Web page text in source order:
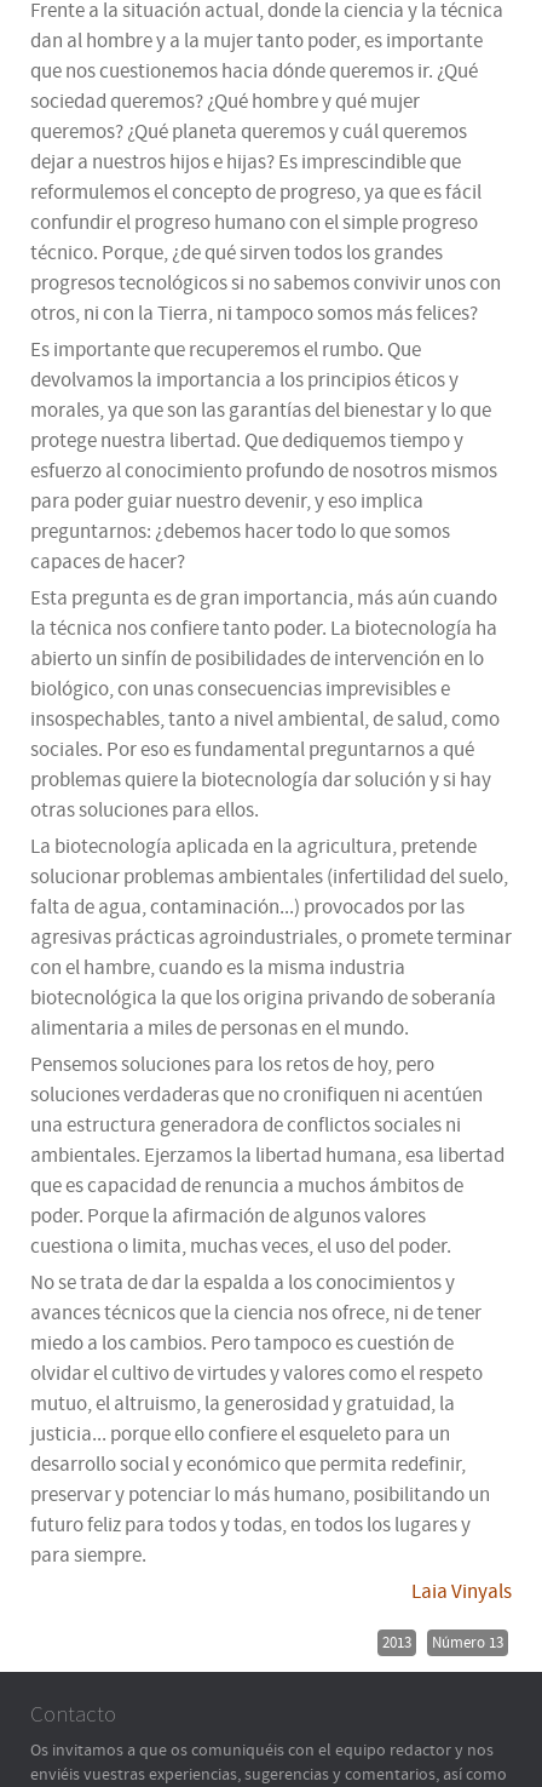
Frente a la situación actual, donde la ciencia y la técnica
dan al hombre y a la mujer tanto poder, es importante
que nos cuestionemos hacia dónde queremos ir. ¿Qué
sociedad queremos? ¿Qué hombre y qué mujer
queremos? ¿Qué planeta queremos y cuál queremos
dejar a nuestros hijos e hijas? Es imprescindible que
reformulemos el concepto de progreso, ya que es fácil
confundir el progreso humano con el simple progreso
técnico. Porque, ¿de qué sirven todos los grandes
progresos tecnológicos si no sabemos convivir unos con
otros, ni con la Tierra, ni tampoco somos más felices?
Es importante que recuperemos el rumbo. Que
devolvamos la importancia a los principios éticos y
morales, ya que son las garantías del bienestar y lo que
protege nuestra libertad. Que dediquemos tiempo y
esfuerzo al conocimiento profundo de nosotros mismos
para poder guiar nuestro devenir, y eso implica
preguntarnos: ¿debemos hacer todo lo que somos
capaces de hacer?
Esta pregunta es de gran importancia, más aún cuando
la técnica nos confiere tanto poder. La biotecnología ha
abierto un sinfín de posibilidades de intervención en lo
biológico, con unas consecuencias imprevisibles e
insospechables, tanto a nivel ambiental, de salud, como
sociales. Por eso es fundamental preguntarnos a qué
problemas quiere la biotecnología dar solución y si hay
otras soluciones para ellos.
La biotecnología aplicada en la agricultura, pretende
solucionar problemas ambientales (infertilidad del suelo,
falta de agua, contaminación...) provocados por las
agresivas prácticas agroindustriales, o promete terminar
con el hambre, cuando es la misma industria
biotecnológica la que los origina privando de soberanía
alimentaria a miles de personas en el mundo.
Pensemos soluciones para los retos de hoy, pero
soluciones verdaderas que no cronifiquen ni acentúen
una estructura generadora de conflictos sociales ni
ambientales. Ejerzamos la libertad humana, esa libertad
que es capacidad de renuncia a muchos ámbitos de
poder. Porque la afirmación de algunos valores
cuestiona o limita, muchas veces, el uso del poder.
No se trata de dar la espalda a los conocimientos y
avances técnicos que la ciencia nos ofrece, ni de tener
miedo a los cambios. Pero tampoco es cuestión de
olvidar el cultivo de virtudes y valores como el respeto
mutuo, el altruismo, la generosidad y gratuidad, la
justicia... porque ello confiere el esqueleto para un
desarrollo social y económico que permita redefinir,
preservar y potenciar lo más humano, posibilitando un
futuro feliz para todos y todas, en todos los lugares y
para siempre.
Laia Vinyals
2013 Número 13
Contacto
Os invitamos a que os comuniquéis con el equipo redactor y nos
enviéis vuestras experiencias, sugerencias y comentarios, así como